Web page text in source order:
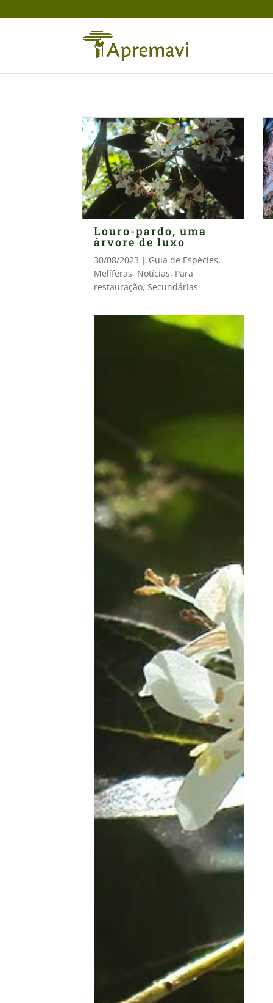
Louro-pardo, uma
árvore de luxo
30/08/2023 | Guia de Espécies,
Melíferas, Notícias, Para
restauração,Secundárias